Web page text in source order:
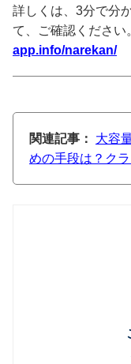
詳しくは、3分で分
て、ご確認ください
app.info/narekan/
関連記事： 大容
めの手段は？ク